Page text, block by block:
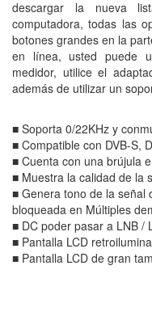
descargar la nueva
computadora, todas las
botones grandes en la
en línea, usted puede
medidor, utilice el
además de utilizar un
■ Soporta 0/22KHz y
■ Compatible con DVB-S,
■ Cuenta con una brújula
■ Muestra la calidad de la
■ Genera tono de la señal
bloqueada en Múltiples
■ DC poder pasar a LNB /
■ Pantalla LCD
■ Pantalla LCD de gran